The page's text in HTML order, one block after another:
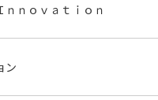
ｎｎｏｖａｔｉｏｎ
ン